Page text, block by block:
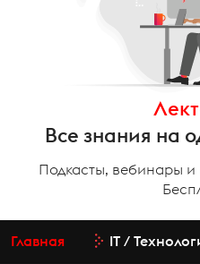
Все знания на
Подкасты, вебинары и
Главная IT /